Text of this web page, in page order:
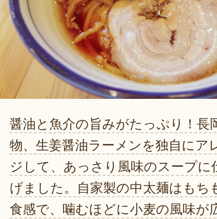
醤油と魚介の旨みがたっぷり！長
物、生姜醤油ラーメンを独自にア
ジして、あっさり風味のスープに
げました。自家製の中太麺はもち
食感で、噛むほどに小麦の風味が